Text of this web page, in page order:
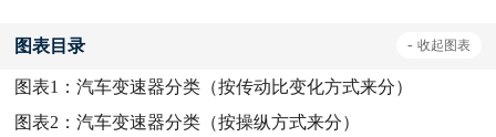
图表目录 - 收起图表
图表1：汽车变速器分类（按传动比变化方式来分）
图表2：汽车变速器分类（按操纵方式来分）